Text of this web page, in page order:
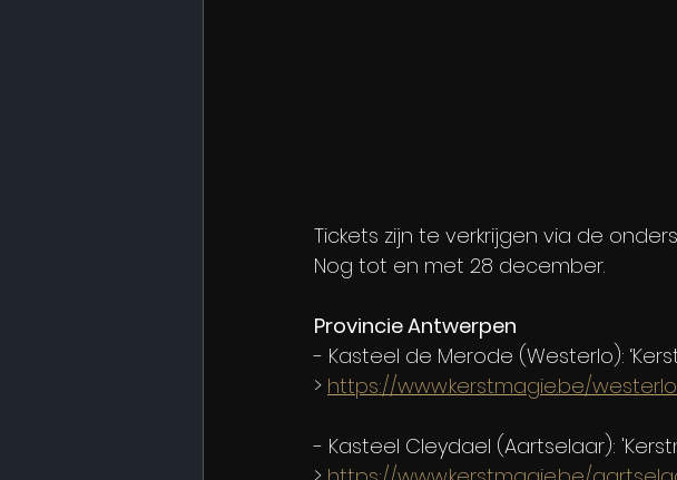
Tickets zijn te verkrijgen via de
Nog tot en met 28 december.
Provincie Antwerpen
- Kasteel de Merode (Westerlo):
> https://www.kerstmagie.be/
- Kasteel Cleydael (Aartselaar):